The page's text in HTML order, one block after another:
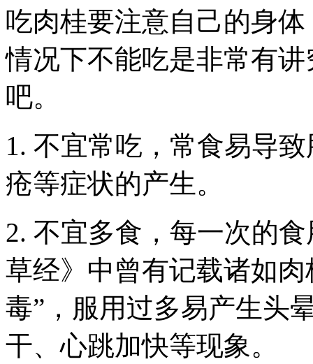
吃肉桂要注意自己的身
情况下不能吃是非常有
吧。
1. 不宜常吃，常食易导
疮等症状的产生。
2. 不宜多食，每一次的
草经》中曾有记载诸如
毒”，服用过多易产生头
干、心跳加快等现象。